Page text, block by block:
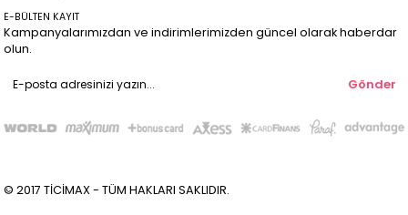
E-BÜLTEN KAYIT
Kampanyalarımızdan ve indirimlerimizden güncel olarak haberdar
olun.
Gönder
© 2017 TİCİMAX - TÜM HAKLARI SAKLIDIR.